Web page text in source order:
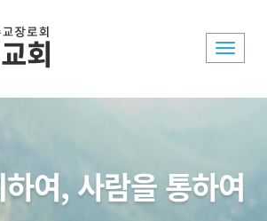
Toggle
여, 사람을 통하여